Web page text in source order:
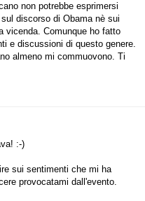
non potrebbe esprimersi
discorso di Obama nè sui
vicenda. Comunque ho fatto
e discussioni di questo genere.
almeno mi commuovono. Ti
:-)
sui sentimenti che mi ha
provocatami dall'evento.